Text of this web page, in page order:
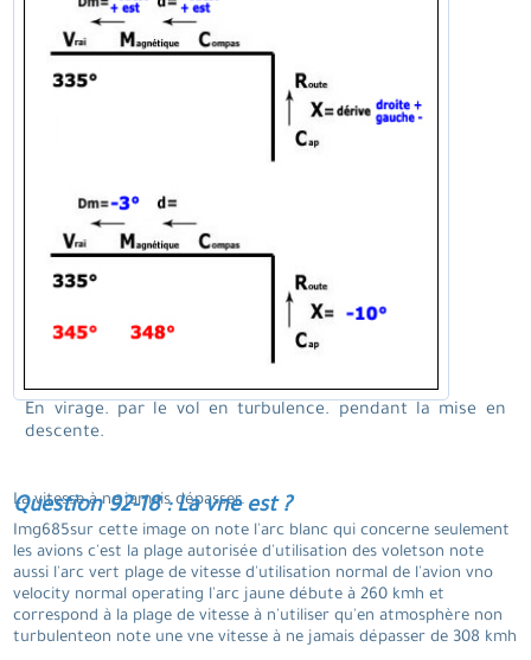
En virage. par le vol en turbulence. pendant la mise en
descente.
Question 92-18 : La vne est ?
La vitesse à ne jamais dépasser.
Img685sur cette image on note l'arc blanc qui concerne seulement
les avions c'est la plage autorisée d'utilisation des voletson note
aussi l'arc vert plage de vitesse d'utilisation normal de l'avion vno
velocity normal operating l'arc jaune débute à 260 kmh et
correspond à la plage de vitesse à n'utiliser qu'en atmosphère non
turbulenteon note une vne vitesse à ne jamais dépasser de 308 kmh